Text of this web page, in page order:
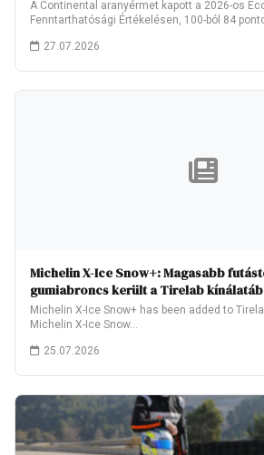
A Continental aranyérmet kapott a 2026-os
Fenntarthatósági Értékelésen, 100-ból 84
27.07.2026
Michelin X-Ice Snow+: Magasabb
gumiabroncs került a Tirelab
Michelin X-Ice Snow+ has been added to
Michelin X-Ice Snow…
25.07.2026